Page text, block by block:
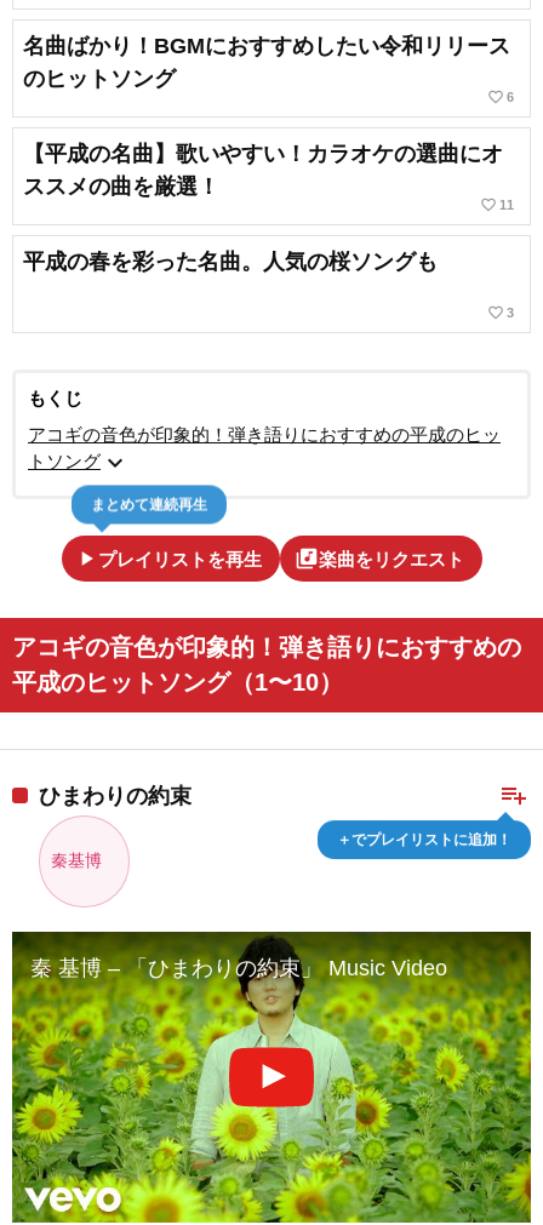
名曲ばかり！BGMにおすすめしたい令和リリース
のヒットソング
favorite_border 6
【平成の名曲】歌いやすい！カラオケの選曲にオ
ススメの曲を厳選！
favorite_border 11
平成の春を彩った名曲。人気の桜ソングも
favorite_border 3
もくじ
アコギの音色が印象的！弾き語りにおすすめの平成のヒッ
トソング expand_more
play_arrow プレイリストを再生
まとめて連続再生
library_music楽曲をリクエスト
アコギの音色が印象的！弾き語りにおすすめの
平成のヒットソング（1〜10）
playlist_add
＋でプレイリストに追加！
ひまわりの約束
秦基博
秦 基博 – 「ひまわりの約束」 Music Video